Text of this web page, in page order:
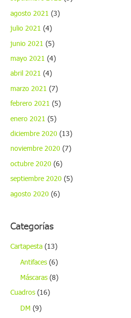
agosto 2021 (3)
julio 2021 (4)
junio 2021 (5)
mayo 2021 (4)
abril 2021 (4)
marzo 2021 (7)
febrero 2021 (5)
enero 2021 (5)
diciembre 2020 (13)
noviembre 2020 (7)
octubre 2020 (6)
septiembre 2020 (5)
agosto 2020 (6)
Categorías
Cartapesta (13)
Antifaces (6)
Máscaras (8)
Cuadros (16)
DM (9)